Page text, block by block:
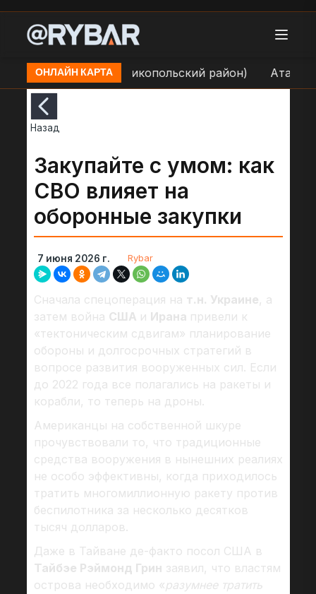
ОНЛАЙН КАРТА
Покровское (Никопольский район) Атака
Назад
Закупайте с умом: как
СВО влияет на
оборонные закупки
7 июня 2026 г. Rybar
Сначала спецоперация на т.н. Украине, а
затем война США и Ирана привели к
«тектоническим сдвигам» планирование
обороны и долгосрочных стратегий в
вопросе развития вооруженных сил. Если
до 2022 года все полагались на ракеты и
корабли, то теперь на дроны.
Американцы на собственной шкуре
прочувствовали то, что традиционные
средства вооружения в нынешних реалиях
не особо эффективны, когда приходилось
тратить многомиллионную ракету против
беспилотника за несколько десятков
тысяч долларов.
Даже в Тайване де-факто посол США в
Тайбэе Рэймонд Грин заявил, что властям
острова необходимо «разумнее тратить